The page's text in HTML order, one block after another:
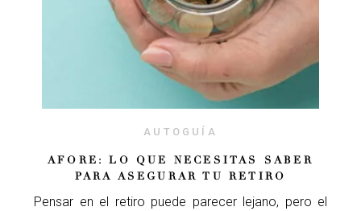
AUTOGUÍA
AFORE: LO QUE NECESITAS SABER
PARA ASEGURAR TU RETIRO
Pensar en el retiro puede parecer lejano, pero el